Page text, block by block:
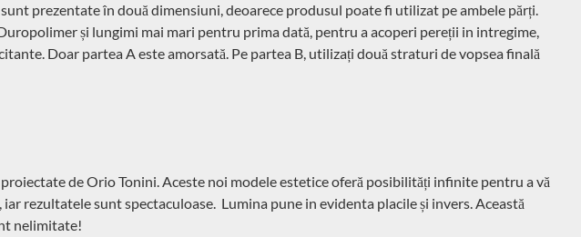
prezentate în două dimensiuni, deoarece produsul poate fi utilizat pe ambele părți.
și lungimi mai mari pentru prima dată, pentru a acoperi pereții in intregime,
Doar partea A este amorsată. Pe partea B, utilizați două straturi de vopsea finală
de Orio Tonini. Aceste noi modele estetice oferă posibilități infinite pentru a vă
rezultatele sunt spectaculoase. Lumina pune in evidenta placile și invers. Această
nelimitate!